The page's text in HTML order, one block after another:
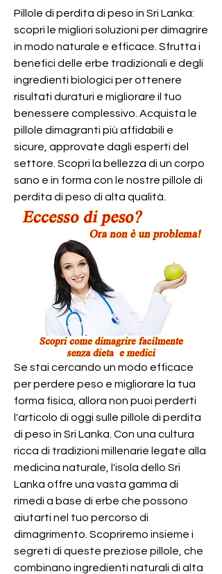
Pillole di perdita di peso in Sri Lanka:
scopri le migliori soluzioni per dimagrire
in modo naturale e efficace. Sfrutta i
benefici delle erbe tradizionali e degli
ingredienti biologici per ottenere
risultati duraturi e migliorare il tuo
benessere complessivo. Acquista le
pillole dimagranti più affidabili e
sicure, approvate dagli esperti del
settore. Scopri la bellezza di un corpo
sano e in forma con le nostre pillole di
perdita di peso di alta qualità.
Se stai cercando un modo efficace
per perdere peso e migliorare la tua
forma fisica, allora non puoi perderti
l'articolo di oggi sulle pillole di perdita
di peso in Sri Lanka. Con una cultura
ricca di tradizioni millenarie legate alla
medicina naturale, l'isola dello Sri
Lanka offre una vasta gamma di
rimedi a base di erbe che possono
aiutarti nel tuo percorso di
dimagrimento. Scopriremo insieme i
segreti di queste preziose pillole, che
combinano ingredienti naturali di alta